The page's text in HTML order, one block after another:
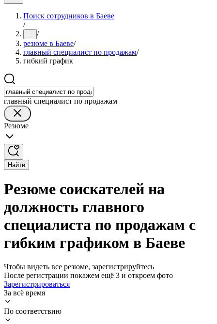
Поиск сотрудников в Баеве
/
... /
резюме в Баеве/
главный специалист по продажам/
гибкий график
главный специалист по продажам
Резюме
Найти
Резюме соискателей на
должность главного
специалиста по продажам с
гибким графиком в Баеве
Чтобы видеть все резюме, зарегистрируйтесь
После регистрации покажем ещё 3 и откроем фото
Зарегистрироваться
За всё время
По соответствию